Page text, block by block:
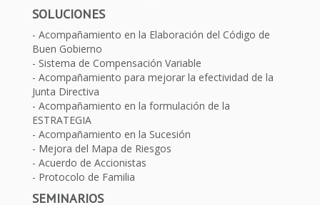
SOLUCIONES
Acompañamiento en la Elaboración del Código de
Buen Gobierno
Sistema de Compensación Variable
Acompañamiento para mejorar la efectividad de la
Junta Directiva
Acompañamiento en la formulación de la
ESTRATEGIA
Acompañamiento en la Sucesión
Mejora del Mapa de Riesgos
Acuerdo de Accionistas
Protocolo de Familia
SEMINARIOS